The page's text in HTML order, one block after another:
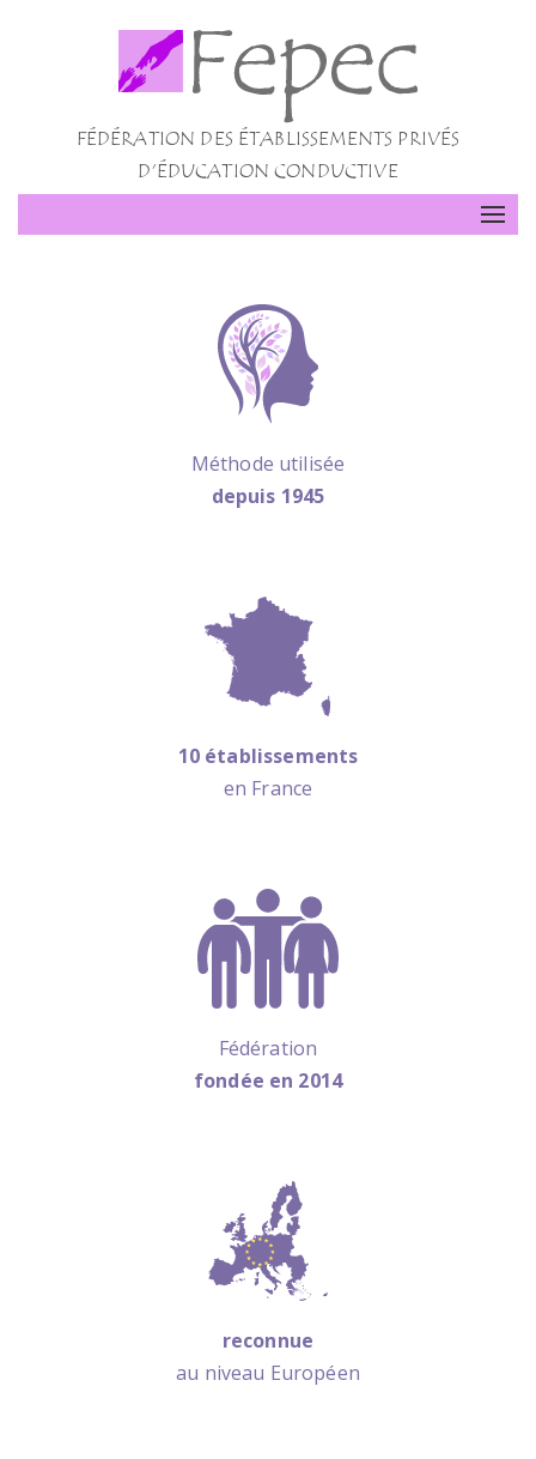
FÉDÉRATION DES ÉTABLISSEMENTS PRIVÉS
D'ÉDUCATION CONDUCTIVE
Méthode utilisée
depuis 1945
10 établissements
en France
Fédération
fondée en 2014
reconnue
au niveau Européen